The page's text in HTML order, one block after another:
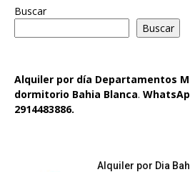
Buscar
Buscar
Alquiler por día Departamentos
dormitorio Bahia Blanca.
2914483886.
Alquiler por Dia